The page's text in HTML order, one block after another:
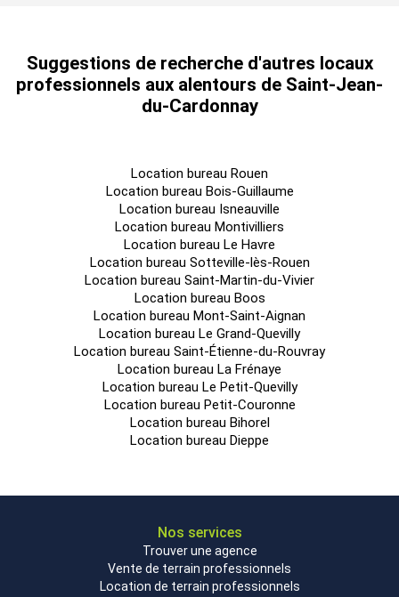
Suggestions de recherche d'autres locaux
professionnels aux alentours de Saint-Jean-
du-Cardonnay
Location bureau Rouen
Location bureau Bois-Guillaume
Location bureau Isneauville
Location bureau Montivilliers
Location bureau Le Havre
Location bureau Sotteville-lès-Rouen
Location bureau Saint-Martin-du-Vivier
Location bureau Boos
Location bureau Mont-Saint-Aignan
Location bureau Le Grand-Quevilly
Location bureau Saint-Étienne-du-Rouvray
Location bureau La Frénaye
Location bureau Le Petit-Quevilly
Location bureau Petit-Couronne
Location bureau Bihorel
Location bureau Dieppe
Nos services
Trouver une agence
Vente de terrain professionnels
Location de terrain professionnels